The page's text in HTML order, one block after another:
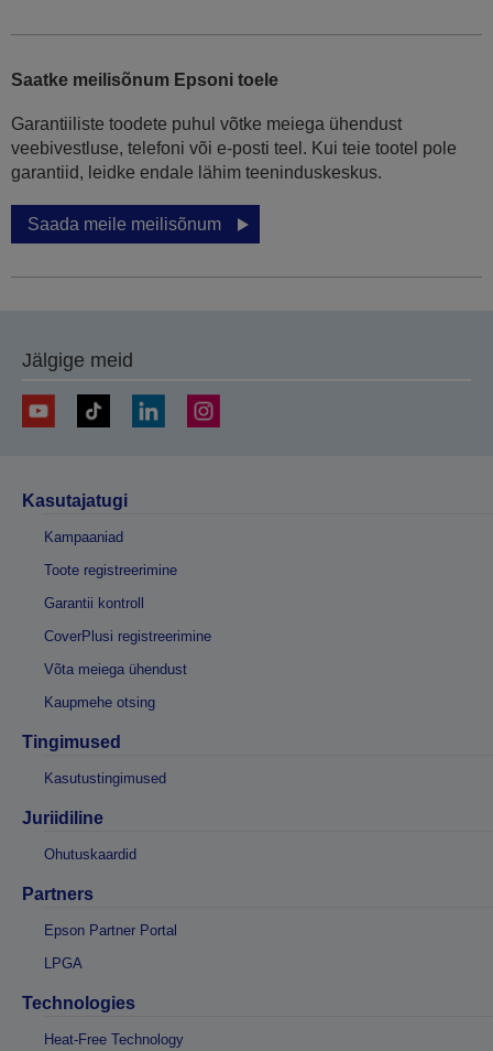
Saatke meilisõnum Epsoni toele
Garantiiliste toodete puhul võtke meiega ühendust
veebivestluse, telefoni või e-posti teel. Kui teie tootel pole
garantiid, leidke endale lähim teeninduskeskus.
Saada meile meilisõnum
Jälgige meid
Kasutajatugi
Kampaaniad
Toote registreerimine
Garantii kontroll
CoverPlusi registreerimine
Võta meiega ühendust
Kaupmehe otsing
Tingimused
Kasutustingimused
Juriidiline
Ohutuskaardid
Partners
Epson Partner Portal
LPGA
Technologies
Heat-Free Technology